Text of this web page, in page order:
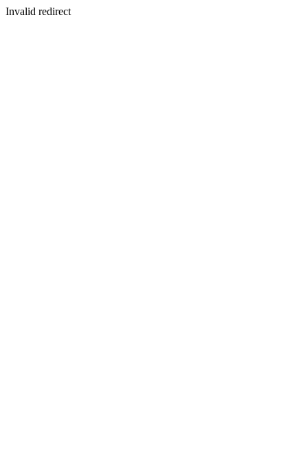
Invalid redirect